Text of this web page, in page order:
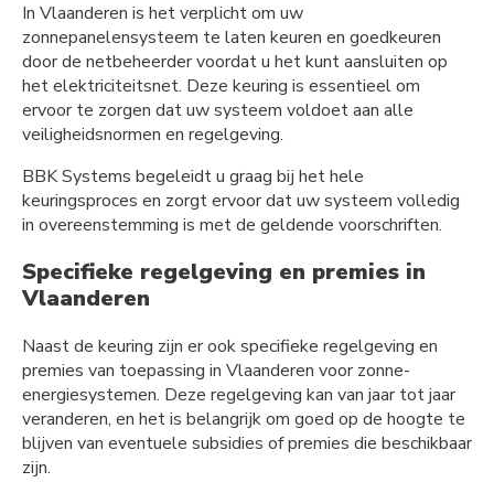
In Vlaanderen is het verplicht om uw
zonnepanelensysteem te laten keuren en goedkeuren
door de netbeheerder voordat u het kunt aansluiten op
het elektriciteitsnet. Deze keuring is essentieel om
ervoor te zorgen dat uw systeem voldoet aan alle
veiligheidsnormen en regelgeving.
BBK Systems begeleidt u graag bij het hele
keuringsproces en zorgt ervoor dat uw systeem volledig
in overeenstemming is met de geldende voorschriften.
Specifieke regelgeving en premies in
Vlaanderen
Naast de keuring zijn er ook specifieke regelgeving en
premies van toepassing in Vlaanderen voor zonne-
energiesystemen. Deze regelgeving kan van jaar tot jaar
veranderen, en het is belangrijk om goed op de hoogte te
blijven van eventuele subsidies of premies die beschikbaar
zijn.